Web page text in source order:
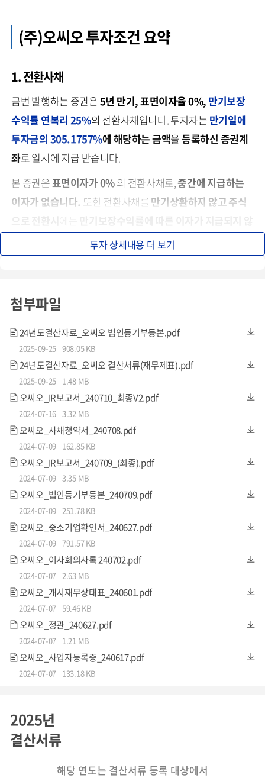
(주)오씨오 투자조건 요약
1. 전환사채
금번 발행하는 증권은5년 만기, 표면이자율 0%, 만기보장
수익률 연복리 25%의 전환사채입니다. 투자자는 만기일에
투자금의 305.1757%에 해당하는 금액을등록하신 증권계
좌로 일시에 지급 받습니다.
본 증권은표면이자가 0%의 전환사채로,중간에 지급하는
이자가 없습니다. 또한 전환사채를만기상환하지 않고주식
투자자는만기 5년이 되지 않았더라도 아래 표에 따라
습니다.
청구기간에 본인의 증권사를 통해 신청
다.
3. 전환/상환 방법
전환사채는 만기에 등록하신 증권계좌로 상환
약원금상환이 아닌 주식으로 전환을 원하시는 경우 [29.06.
01-29.06.30]에본인의 증권사에 전환요청
다. (증권사마다 전환요청 가능시간은 다르나 보통 오전 중에
가능합니다)
4. 전환조건
금번 전환사채의1주당 전환가액은 금 135,000원
(일십삼만
오천 원) 입니다. 이는
00주를 기준으로 기업가치를 계산하면
투자 상세내용 더 보기
첨부파일
24년도결산자료_오씨오 법인등기부등본.pdf
2025-09-25 908.05 KB
24년도결산자료_오씨오 결산서류(재무제표).pdf
2025-09-25 1.48 MB
오씨오_IR보고서_240710_최종V2.pdf
2024-07-16 3.32 MB
오씨오_사채청약서_240708.pdf
2024-07-09 162.85 KB
오씨오_IR보고서_240709_(최종).pdf
2024-07-09 3.35 MB
오씨오_법인등기부등본_240709.pdf
2024-07-09 251.78 KB
오씨오_중소기업확인서_240627.pdf
2024-07-09 791.57 KB
오씨오_이사회의사록 240702.pdf
2024-07-07 2.63 MB
오씨오_개시재무상태표_240601.pdf
2024-07-07 59.46 KB
오씨오_정관_240627.pdf
2024-07-07 1.21 MB
오씨오_사업자등록증_240617.pdf
2024-07-07 133.18 KB
2025년
결산서류
해당 연도는 결산서류 등록 대상에서